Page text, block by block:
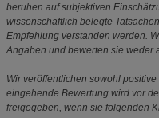
beruhen auf subjektiven
wissenschaftlich belegte
Empfehlung verstanden werden.
Angaben und bewerten sie weder
Wir veröffentlichen sowohl
eingehende Bewertung wird vor
freigegeben, wenn sie folgenden